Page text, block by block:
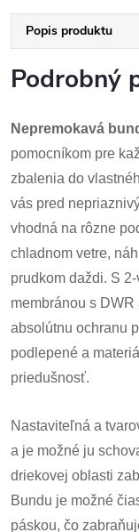
Popis produktu
Podrobný
Nepremokavá
pomocníkom pre
zbalenia do
vás pred
vhodná na rôzne
chladnom vetre,
prudkom daždi. S
membránou s
absolútnu ochranu
podlepené a
priedušnosť.
Nastaviteľná a
a je možné ju
driekovej oblasti
Bundu je možné
páskou, čo